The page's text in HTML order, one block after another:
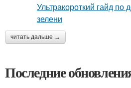
читать дальше →
Последние